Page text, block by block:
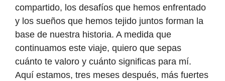
compartido, los desafíos que hemos enfrentado
y los sueños que hemos tejido juntos forman la
base de nuestra historia. A medida que
continuamos este viaje, quiero que sepas
cuánto te valoro y cuánto significas para mí.
Aquí estamos, tres meses después, más fuertes